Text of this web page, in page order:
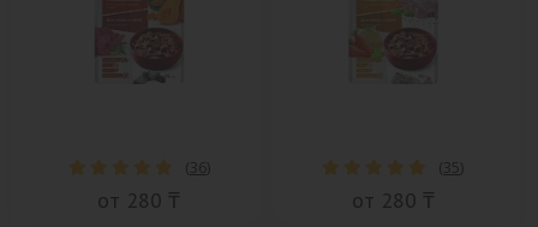
( 36)
от 280 ₸
( 35)
от 280 ₸